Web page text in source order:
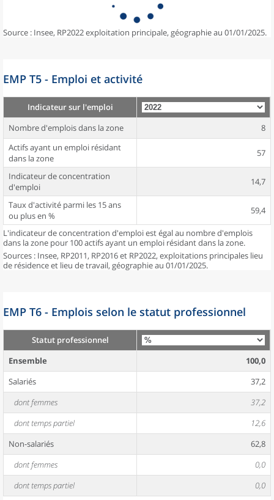
Source : Insee, RP2022 exploitation principale, géographie au 01/01/2025.
EMP T5 - Emploi et activité
Indicateur sur l'emploi
Nombre d'emplois dans la zone
8
Actifs ayant un emploi résidant
dans la zone
57
Indicateur de concentration
d'emploi
14,7
Taux d'activité parmi les 15 ans
ou plus en %
59,4
L'indicateur de concentration d'emploi est égal au nombre d'emplois
dans la zone pour 100 actifs ayant un emploi résidant dans la zone.
Sources : Insee, RP2011, RP2016 et RP2022, exploitations principales lieu
de résidence et lieu de travail, géographie au 01/01/2025.
EMP T6 - Emplois selon le statut professionnel
Statut professionnel
Ensemble
100,0
Salariés
37,2
dont femmes
37,2
dont temps partiel
12,6
Non-salariés
62,8
dont femmes
0,0
dont temps partiel
0,0